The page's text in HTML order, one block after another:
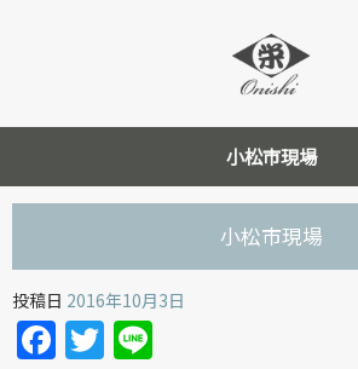
小松市現場
小松市現場
投稿日 2016年10月3日
Facebook
Twitter